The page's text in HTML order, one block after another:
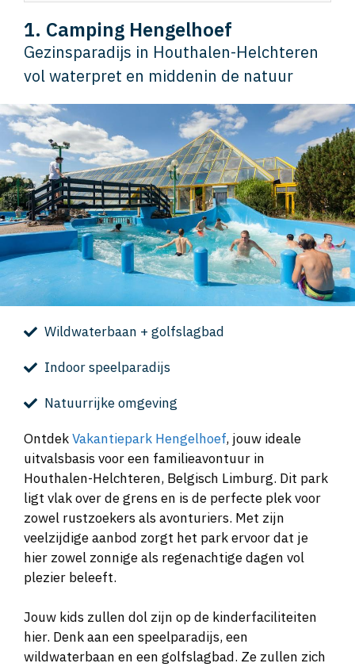
1. Camping Hengelhoef
Gezinsparadijs in Houthalen-Helchteren
vol waterpret en middenin de natuur
Wildwaterbaan + golfslagbad
Indoor speelparadijs
Natuurrijke omgeving
OntdekVakantiepark Hengelhoef, jouw ideale
uitvalsbasis voor een familieavontuur in
Houthalen-Helchteren, Belgisch Limburg. Dit park
ligt vlak over de grens en is de perfecte plek voor
zowel rustzoekers als avonturiers. Met zijn
veelzijdige aanbod zorgt het park ervoor dat je
hier zowel zonnige als regenachtige dagen vol
plezier beleeft.
Jouw kids zullen dol zijn op de kinderfaciliteiten
hier. Denk aan een speelparadijs, een
wildwaterbaan en een golfslagbad. Ze zullen zich